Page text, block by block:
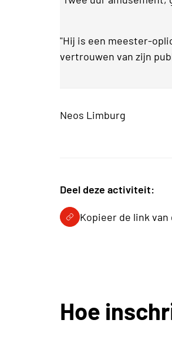
"Hij is een meester-
vertrouwen van zijn
Neos Limburg
Deel deze activiteit:
Kopieer de link
Hoe